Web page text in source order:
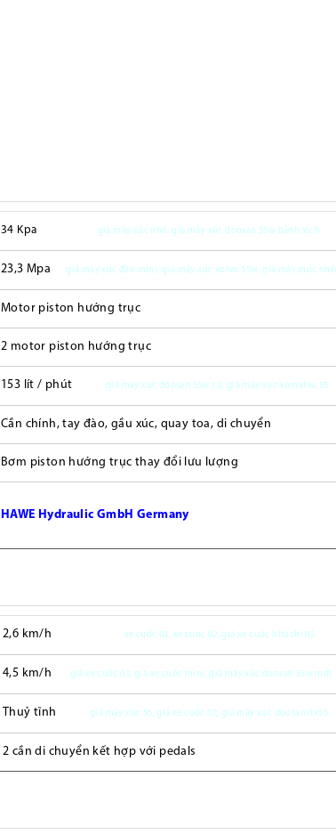
34 Kpa giá máy xúc nhỏ, giá máy xúc doosan 55w bánh xích
23,3 Mpagiá máy xúc đào mini, giá máy xúc volvo 55w, giá máy múc nhỏ
Motor piston hướng trục
2 motor piston hướng trục
153 lít / phút giá máy xúc doosan 55w cũ, giá máy xúc komatsu 55
Cần chính, tay đào, gầu xúc, quay toa, di chuyển
Bơm piston hướng trục thay đổi lưu lượng
HAWE Hydraulic GmbH Germany
2,6 km/h xe cuốc 03, xe cuoc 02, giá xe cuốc hitachi 03
4,5 km/h giá xe cuốc 03, giá xe cuốc mini, giá máy xúc doosan 55w mới
Thuỷ tĩnh giá máy xúc 55, giá xe cuốc 02, giá máy xúc doosan dx55
2 cần di chuyển kết hợp với pedals